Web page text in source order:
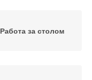
Работа за столом